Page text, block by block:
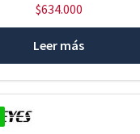
$634.000
Leer más